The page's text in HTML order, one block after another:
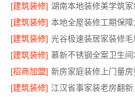
[建筑装修]
[建筑装修]
[建筑装修] 光谷极速装居家装修
[建筑装修] 慕新不锈钢全案卫生
[招商加盟] 新房家庭装修上门量
[建筑装修] 江汉省事家装老房翻